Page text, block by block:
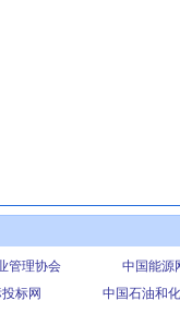
管理协会
中国能源
标网
中国石油和